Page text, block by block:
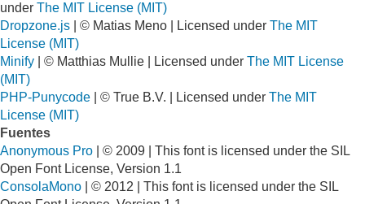
under The MIT License (MIT)
Dropzone.js | © Matias Meno | Licensed under The MIT
License (MIT)
Minify | © Matthias Mullie | Licensed under The MIT License
(MIT)
PHP-Punycode | © True B.V. | Licensed under The MIT
License (MIT)
Fuentes
Anonymous Pro | © 2009 | This font is licensed under the SIL
Open Font License, Version 1.1
ConsolaMono | © 2012 | This font is licensed under the SIL